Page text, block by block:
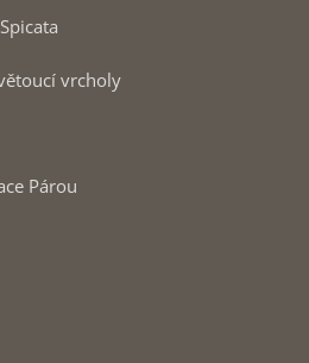
vrcholy
Párou